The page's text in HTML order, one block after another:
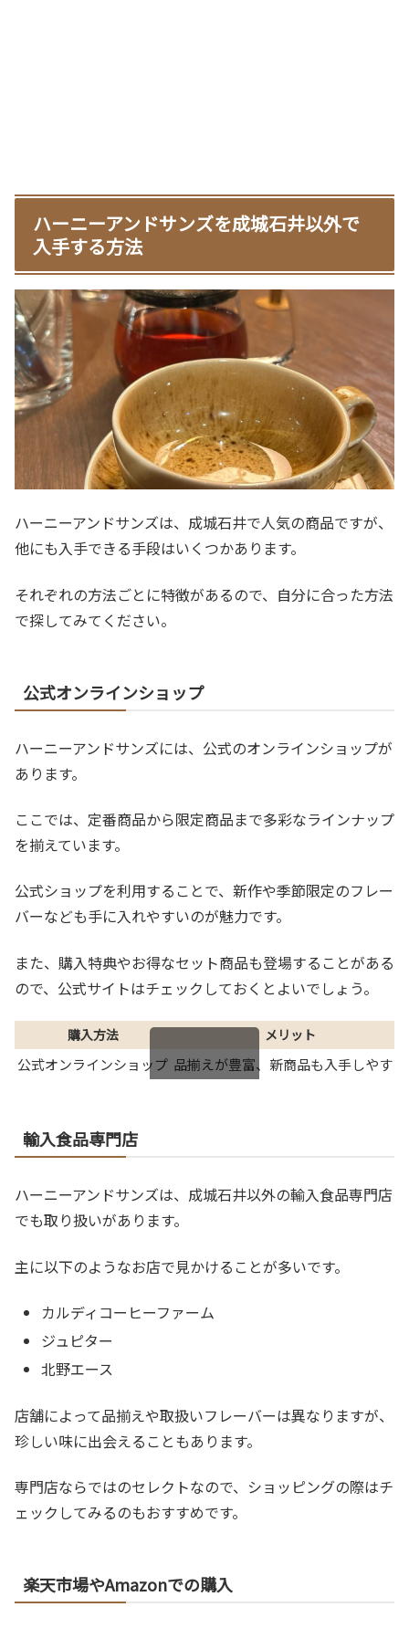
ハーニーアンドサンズを成城石井以外で
入手する方法
ハーニーアンドサンズは、成城石井で人気の商品ですが、
他にも入手できる手段はいくつかあります。
それぞれの方法ごとに特徴があるので、自分に合った方法
で探してみてください。
公式オンラインショップ
ハーニーアンドサンズには、公式のオンラインショップが
あります。
ここでは、定番商品から限定商品まで多彩なラインナップ
を揃えています。
公式ショップを利用することで、新作や季節限定のフレー
バーなども手に入れやすいのが魅力です。
また、購入特典やお得なセット商品も登場することがある
ので、公式サイトはチェックしておくとよいでしょう。
購入方法 メリット
公式オンラインショップ 品揃えが豊富、新商品も入手しやすい
輸入食品専門店
ハーニーアンドサンズは、成城石井以外の輸入食品専門店
でも取り扱いがあります。
主に以下のようなお店で見かけることが多いです。
カルディコーヒーファーム
ジュピター
北野エース
店舗によって品揃えや取扱いフレーバーは異なりますが、
珍しい味に出会えることもあります。
専門店ならではのセレクトなので、ショッピングの際はチ
ェックしてみるのもおすすめです。
楽天市場やAmazonでの購入